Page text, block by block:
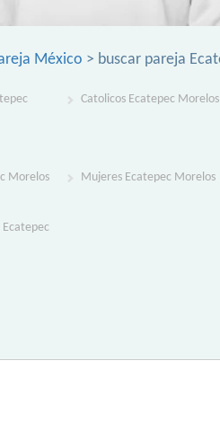
México > buscar pareja
Catolicos Ecatepec Morelos
Morelos Mujeres Ecatepec Morelos